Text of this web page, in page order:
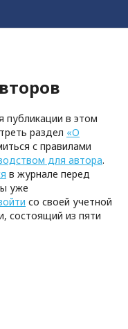
публикации в этом
раздел «О
с правилами
для автора.
в журнале перед
уже
со своей учетной
состоящий из пяти